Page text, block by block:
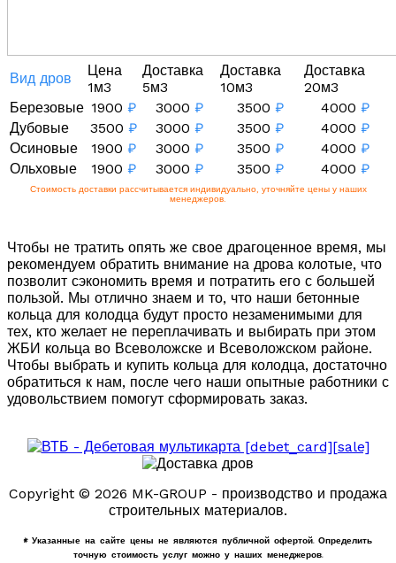
Вид дров
Цена
1м3
Доставка
5м3
Доставка
10м3
Доставка
20м3
Березовые 1900 ₽ 3000 ₽ 3500 ₽ 4000 ₽
Дубовые
3500 ₽ 3000 ₽ 3500 ₽ 4000 ₽
Осиновые
1900 ₽ 3000 ₽ 3500 ₽ 4000 ₽
Ольховые
1900 ₽ 3000 ₽ 3500 ₽ 4000 ₽
Стоимость доставки рассчитывается индивидуально, уточняйте цены у наших
менеджеров.
Чтобы не тратить опять же свое драгоценное время, мы
рекомендуем обратить внимание на дрова колотые, что
позволит сэкономить время и потратить его с большей
пользой. Мы отлично знаем и то, что наши бетонные
кольца для колодца будут просто незаменимыми для
тех, кто желает не переплачивать и выбирать при этом
ЖБИ кольца во Всеволожске и Всеволожском районе.
Чтобы выбрать и купить кольца для колодца, достаточно
обратиться к нам, после чего наши опытные работники с
удовольствием помогут сформировать заказ.
Copyright © 2026 MK-GROUP - производство и продажа
строительных материалов.
* Указанные на сайте цены не являются публичной офертой. Определить
точную стоимость услуг можно у наших менеджеров.